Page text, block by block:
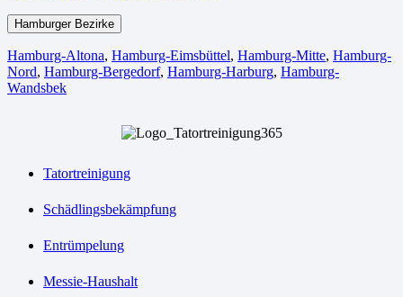
Hamburger Bezirke
Hamburg-Altona, Hamburg-Eimsbüttel, Hamburg-Mitte, Hamburg-
Nord, Hamburg-Bergedorf, Hamburg-Harburg, Hamburg-
Wandsbek
Tatortreinigung
Schädlingsbekämpfung
Entrümpelung
Messie-Haushalt